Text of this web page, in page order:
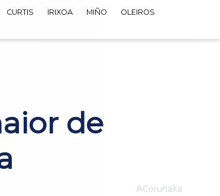
CURTIS IRIXOA MIÑO
OLEIROS
de
ACoruñaXa